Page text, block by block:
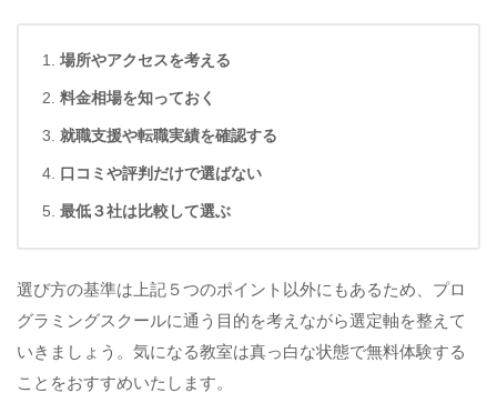
場所やアクセスを考える
料金相場を知っておく
就職支援や転職実績を確認する
口コミや評判だけで選ばない
最低３社は比較して選ぶ
選び方の基準は上記５つのポイント以外にもあるため、プロ
グラミングスクールに通う目的を考えながら選定軸を整えて
いきましょう。気になる教室は真っ白な状態で無料体験する
ことをおすすめいたします。